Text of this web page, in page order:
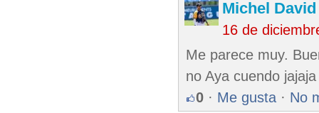
Michel
16 de
Me parece muy.
no Aya cuendo jajaja
0 · Me gusta · No